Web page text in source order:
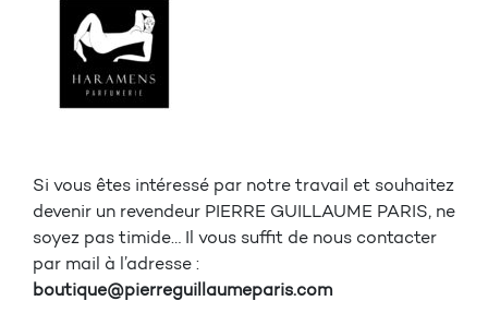
Si vous êtes intéressé par notre travail et souhaitez
devenir un revendeur PIERRE GUILLAUME PARIS, ne
soyez pas timide… Il vous suffit de nous contacter
par mail à l’adresse :
boutique@pierreguillaumeparis.com